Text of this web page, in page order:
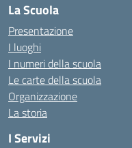
La Scuola
Presentazione
I luoghi
I numeri della scuola
Le carte della scuola
Organizzazione
La storia
I Servizi